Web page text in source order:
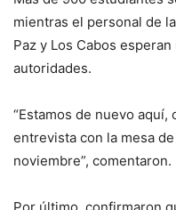
mientras el personal de
Paz y Los Cabos
autoridades.
“Estamos de nuevo
entrevista con la mesa
noviembre”, comentaron.
Por último, confirmaron